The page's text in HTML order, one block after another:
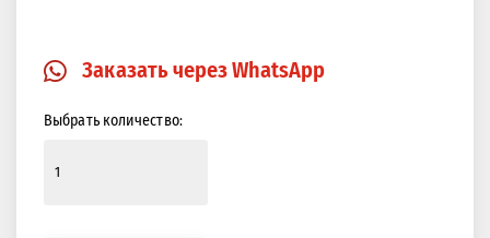
Заказать через WhatsApp
Выбрать количество: